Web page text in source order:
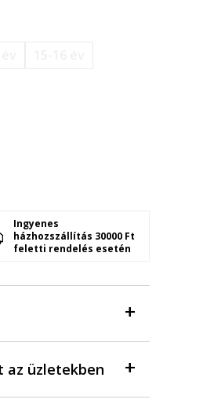
Ingyenes
házhozszállítás 30000 Ft
feletti rendelés esetén
az üzletekben